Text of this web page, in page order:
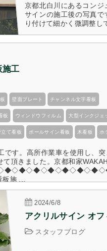
京都北白川にあるコン
サインの施工後の写真
り付けて細かく微調整し
施工
壁面プレート チャンネル文字看板
板 ウィンドウフィルム 大型インクジェ
立て看板 ポールサイン看板 木看板 ホ
です。高所作業車を使用し、
頂きました。京都和家
施 ...
2024/6/8
アクリルサイン オ
スタッフブログ